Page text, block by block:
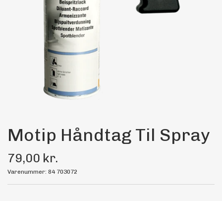
Bilstereo
Transport Udstyr
Kemi
Motip Håndtag Til Spray
79,00 kr.
Varenummer: 84 703072